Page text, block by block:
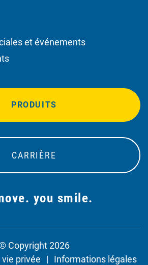
et événements
PRODUITS
CARRIÈRE
you smile.
Copyright 2026
privée
Informations légales